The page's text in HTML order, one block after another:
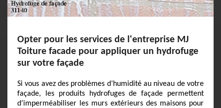
Opter pour les services de l'entreprise MJ
Toiture facade pour appliquer un hydrofuge
sur votre façade
Si vous avez des problèmes d’humidité au niveau de votre
façade, les produits hydrofuges de façade permettent
d’imperméabiliser les murs extérieurs des maisons pour